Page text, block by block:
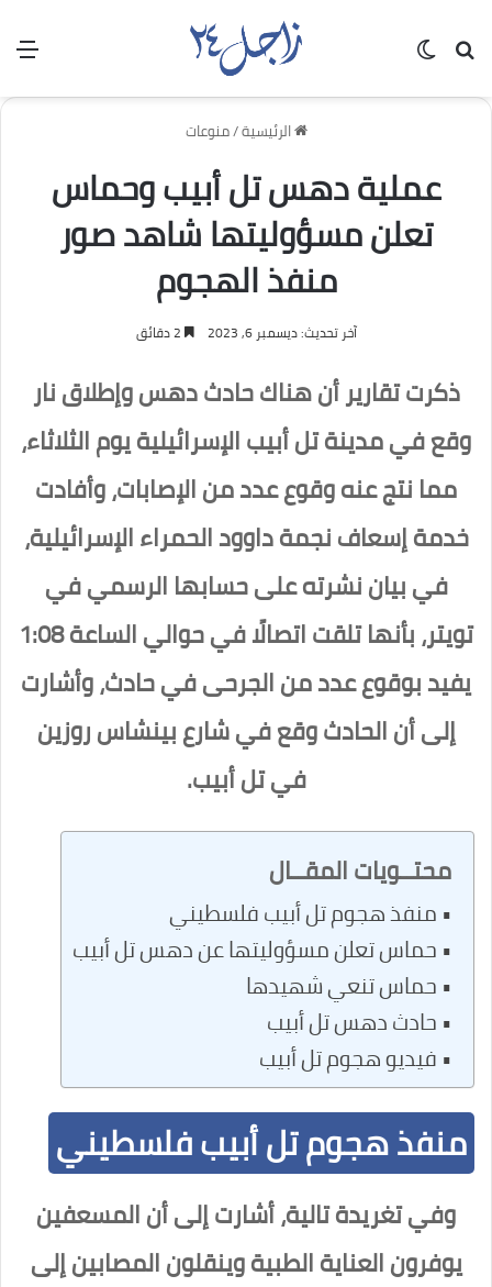
بحث عن
الرئيسية/منوعات
عملية دهس تل أبيب وحماس
تعلن مسؤوليتها شاهد صور
منفذ الهجوم
آخر تحديث: ديسمبر 6, 2023
ذكرت تقارير أن هناك حادث دهس وإطلاق نار
وقع في مدينة تل أبيب الإسرائيلية يوم الثلاثاء،
مما نتج عنه وقوع عدد من الإصابات، وأفادت
خدمة إسعاف نجمة داوود الحمراء الإسرائيلية،
في بيان نشرته على حسابها الرسمي في
تويتر، بأنها تلقت اتصالًا في حوالي الساعة 1:08
يفيد بوقوع عدد من الجرحى في حادث، وأشارت
إلى أن الحادث وقع في شارع بينشاس روزين
في تل أبيب.
محتــويات المقــال
منفذ هجوم تل أبيب فلسطيني
حماس تعلن مسؤوليتها عن دهس تل أبيب
حماس تنعي شهيدها
حادث دهس تل أبيب
فيديو هجوم تل أبيب
منفذ هجوم تل أبيب فلسطيني
وفي تغريدة تالية، أشارت إلى أن المسعفين
يوفرون العناية الطبية وينقلون المصابين إلى